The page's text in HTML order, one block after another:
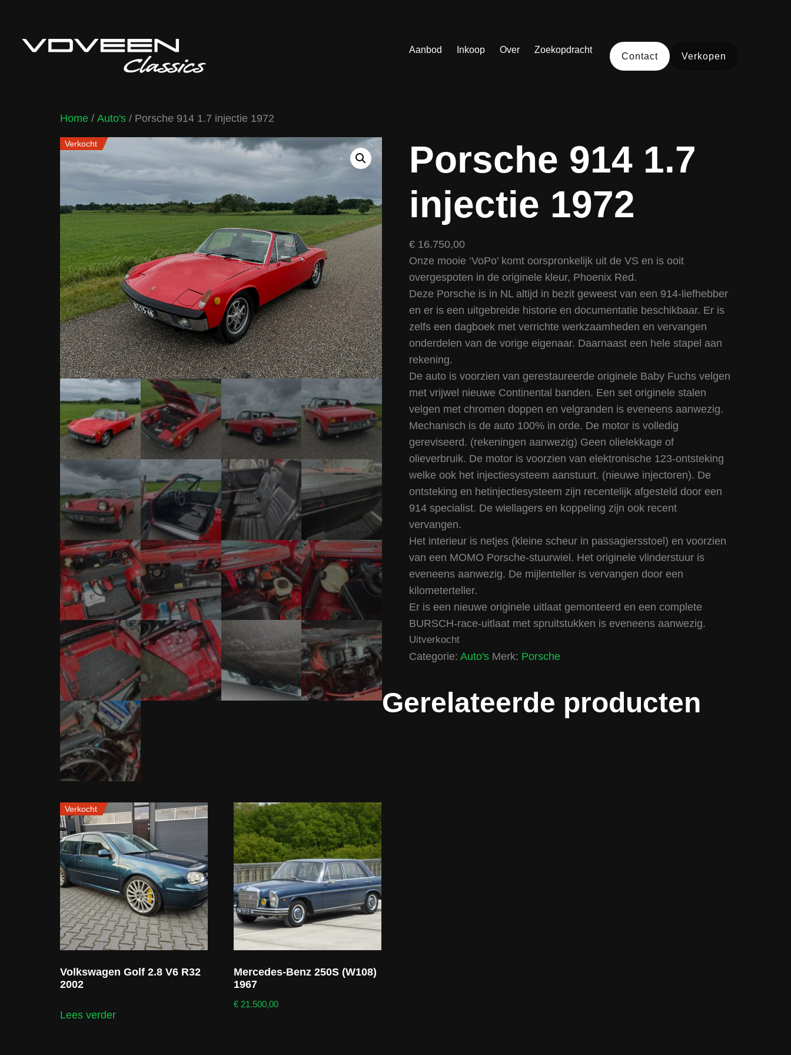
Aanbod Inkoop Over Zoekopdracht
Contact Verkopen
Home / Auto's / Porsche 914 1.7 injectie 1972
Verkocht
Porsche 914 1.7
injectie 1972
€16.750,00
Onze mooie ‘VoPo’ komt oorspronkelijk uit de VS en is ooit
overgespoten in de originele kleur, Phoenix Red.
Deze Porsche is in NL altijd in bezit geweest van een 914-liefhebber
en er is een uitgebreide historie en documentatie beschikbaar. Er is
zelfs een dagboek met verrichte werkzaamheden en vervangen
onderdelen van de vorige eigenaar. Daarnaast een hele stapel aan
rekening.
De auto is voorzien van gerestaureerde originele Baby Fuchs velgen
met vrijwel nieuwe Continental banden. Een set originele stalen
velgen met chromen doppen en velgranden is eveneens aanwezig.
Mechanisch is de auto 100% in orde. De motor is volledig
gereviseerd. (rekeningen aanwezig) Geen olielekkage of
olieverbruik. De motor is voorzien van elektronische 123-ontsteking
welke ook het injectiesysteem aanstuurt. (nieuwe injectoren). De
ontsteking en hetinjectiesysteem zijn recentelijk afgesteld door een
914 specialist. De wiellagers en koppeling zijn ook recent
vervangen.
Het interieur is netjes (kleine scheur in passagiersstoel) en voorzien
van een MOMO Porsche-stuurwiel. Het originele vlinderstuur is
eveneens aanwezig. De mijlenteller is vervangen door een
kilometerteller.
Er is een nieuwe originele uitlaat gemonteerd en een complete
BURSCH-race-uitlaat met spruitstukken is eveneens aanwezig.
Uitverkocht
Categorie: Auto's Merk: Porsche
Gerelateerde producten
Verkocht
Volkswagen Golf 2.8 V6 R32
2002
Lees verder
Mercedes-Benz 250S (W108)
1967
€21.500,00